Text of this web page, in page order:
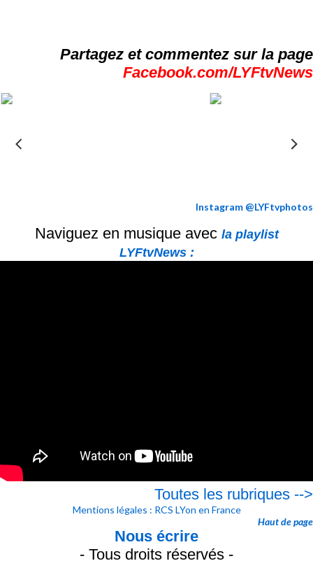
Partagez et commentez sur la page
Facebook.com/LYFtvNews
Instagram @LYFtvphotos
Naviguez en musique avec la playlist
LYFtvNews :
Toutes les rubriques -->
Mentions légales : RCS LYon en France
Haut de page
Nous écrire
- Tous droits réservés -